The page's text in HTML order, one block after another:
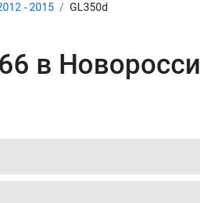
- 2015 GL350d
в